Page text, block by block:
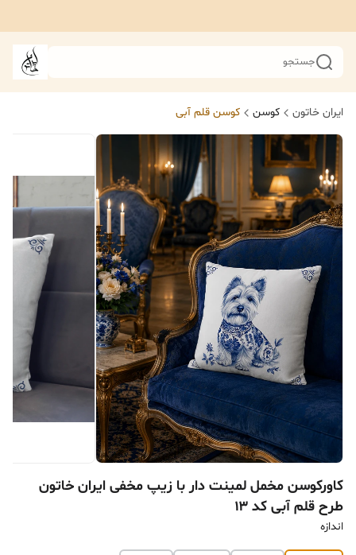
جستجو
ایران خاتون کوسن کوسن قلم آبی
کاورکوسن مخمل لمینت دار با زیپ مخفی ایران خاتون
طرح قلم آبی کد ۱۳
اندازه